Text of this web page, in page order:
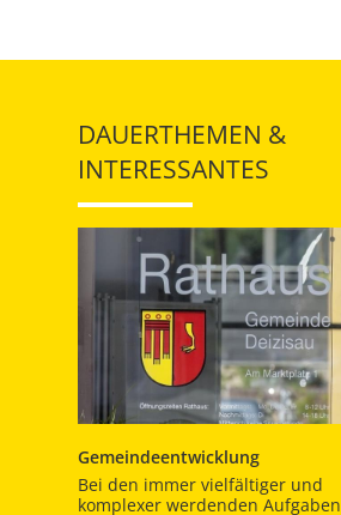
DAUERTHEMEN &
INTERESSANTES
Gemeindeentwicklung
Bei den immer vielfältiger und
komplexer werdenden Aufgaben